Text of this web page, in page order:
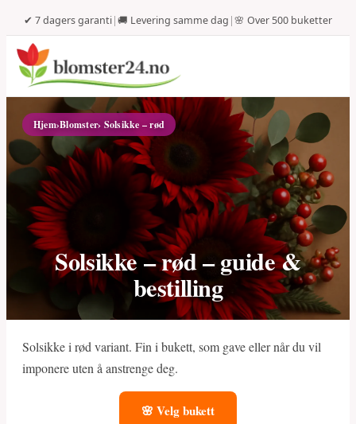
✔ 7 dagers garanti|🚚 Levering samme dag |🌸 Over 500 buketter
Hjem›Blomster› Solsikke – rød
Solsikke – rød – guide &
bestilling
Solsikke i rød variant. Fin i bukett, som gave eller når du vil
imponere uten å anstrenge deg.
🌸 Velg bukett